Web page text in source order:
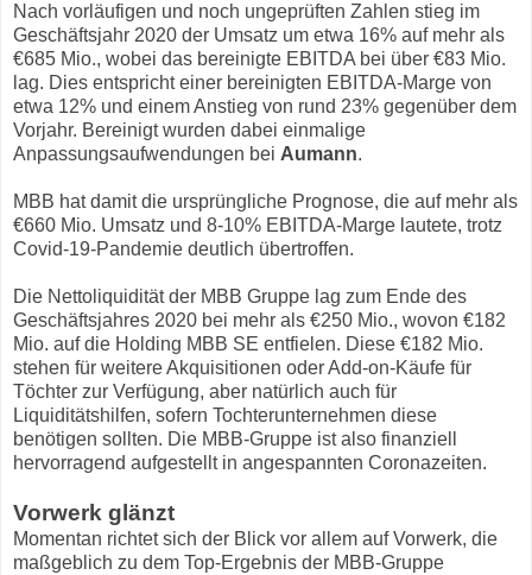
Nach vorläufigen und noch ungeprüften Zahlen stieg im
Geschäftsjahr 2020 der Umsatz um etwa 16% auf mehr als
€685 Mio., wobei das bereinigte EBITDA bei über €83 Mio.
lag. Dies entspricht einer bereinigten EBITDA-Marge von
etwa 12% und einem Anstieg von rund 23% gegenüber dem
Vorjahr. Bereinigt wurden dabei einmalige
Anpassungsaufwendungen bei Aumann.
MBB hat damit die ursprüngliche Prognose, die auf mehr als
€660 Mio. Umsatz und 8-10% EBITDA-Marge lautete, trotz
Covid-19-Pandemie deutlich übertroffen.
Die Nettoliquidität der MBB Gruppe lag zum Ende des
Geschäftsjahres 2020 bei mehr als €250 Mio., wovon €182
Mio. auf die Holding MBB SE entfielen. Diese €182 Mio.
stehen für weitere Akquisitionen oder Add-on-Käufe für
Töchter zur Verfügung, aber natürlich auch für
Liquiditätshilfen, sofern Tochterunternehmen diese
benötigen sollten. Die MBB-Gruppe ist also finanziell
hervorragend aufgestellt in angespannten Coronazeiten.
Vorwerk glänzt
Momentan richtet sich der Blick vor allem auf Vorwerk, die
maßgeblich zu dem Top-Ergebnis der MBB-Gruppe